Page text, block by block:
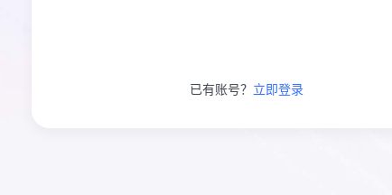
已有账号？ 立即登录